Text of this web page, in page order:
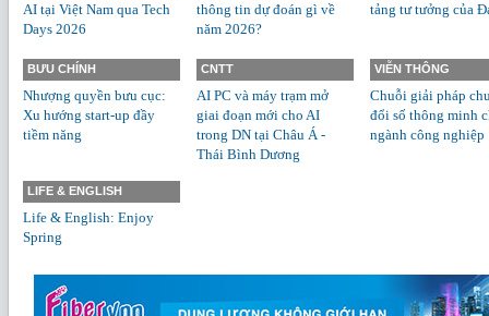
AI tại Việt Nam qua Tech
Days 2026
thông tin dự đoán gì về
năm 2026?
tảng tư tưởng của
BƯU CHÍNH
Nhượng quyền bưu cục:
Xu hướng start-up đầy
tiềm năng
CNTT
AI PC và máy trạm mở
giai đoạn mới cho AI
trong DN tại Châu Á -
Thái Bình Dương
VIỄN THÔNG
Chuỗi giải pháp
đổi số thông minh
ngành công nghiệp
LIFE & ENGLISH
Life & English: Enjoy
Spring